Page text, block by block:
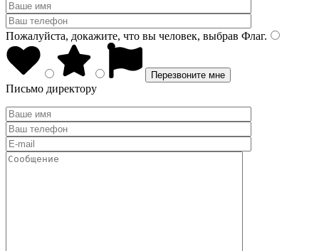
Пожалуйста, докажите, что вы человек, выбрав Флаг.
Письмо директору